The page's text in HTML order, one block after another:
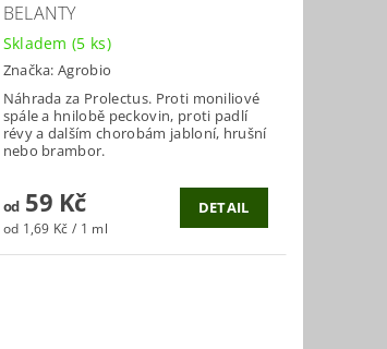
BELANTY
Skladem(5 ks)
Značka:Agrobio
Náhrada za Prolectus. Proti moniliové
spále a hnilobě peckovin, proti padlí
révy a dalším chorobám jabloní, hrušní
nebo brambor.
od59 Kč
od 1,69 Kč / 1 ml
DETAIL